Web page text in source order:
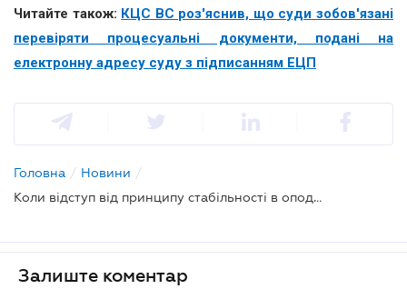
Читайте також: КЦС ВС роз'яснив, що cуди зобов'язані
перевіряти процесуальні документи, подані на
електронну адресу суду з підписанням ЕЦП
Головна / Новини /
Коли відступ від принципу стабільності в оподаткуванні при прийнятті змін до законодавства є правомірним: рішення ВС
Залиште коментар